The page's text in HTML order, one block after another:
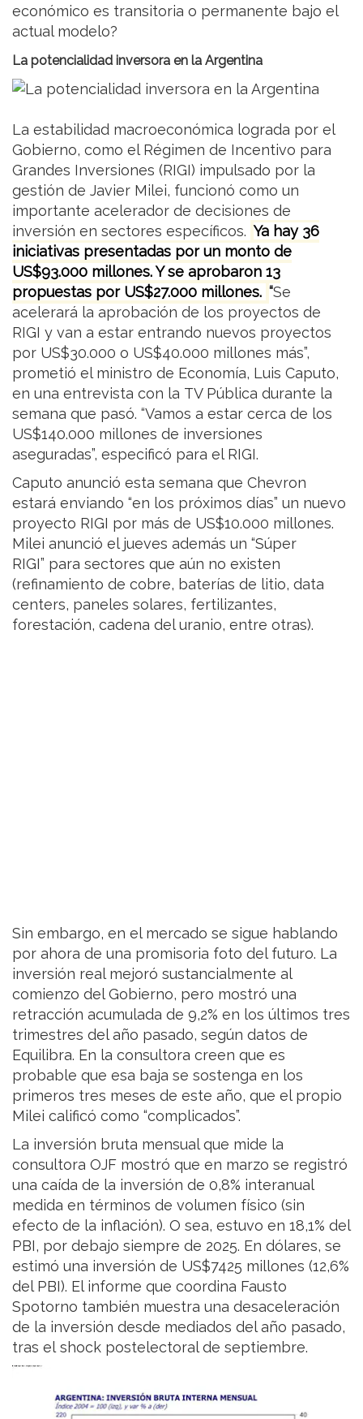
económico es transitoria o permanente bajo el
actual modelo?
La potencialidad inversora en la Argentina
La estabilidad macroeconómica lograda por el
Gobierno, como el Régimen de Incentivo para
Grandes Inversiones (RIGI) impulsado por la
gestión de Javier Milei, funcionó como un
importante acelerador de decisiones de
inversión en sectores específicos. Ya hay 36
iniciativas presentadas por un monto de
US$93.000 millones. Y se aprobaron 13
propuestas por US$27.000 millones. “Se
acelerará la aprobación de los proyectos de
RIGI y van a estar entrando nuevos proyectos
por US$30.000 o US$40.000 millones más”,
prometió el ministro de Economía, Luis Caputo,
en una entrevista con la TV Pública durante la
semana que pasó. “Vamos a estar cerca de los
US$140.000 millones de inversiones
aseguradas”, especificó para el RIGI.
Caputo anunció esta semana que Chevron
estará enviando “en los próximos días” un nuevo
proyecto RIGI por más de US$10.000 millones.
Milei anunció el jueves además un “Súper
RIGI” para sectores que aún no existen
(refinamiento de cobre, baterías de litio, data
centers, paneles solares, fertilizantes,
forestación, cadena del uranio, entre otras).
Sin embargo, en el mercado se sigue hablando
por ahora de una promisoria foto del futuro. La
inversión real mejoró sustancialmente al
comienzo del Gobierno, pero mostró una
retracción acumulada de 9,2% en los últimos tres
trimestres del año pasado, según datos de
Equilibra. En la consultora creen que es
probable que esa baja se sostenga en los
primeros tres meses de este año, que el propio
Milei calificó como “complicados”.
La inversión bruta mensual que mide la
consultora OJF mostró que en marzo se registró
una caída de la inversión de 0,8% interanual
medida en términos de volumen físico (sin
efecto de la inflación). O sea, estuvo en 18,1% del
PBI, por debajo siempre de 2025. En dólares, se
estimó una inversión de US$7425 millones (12,6%
del PBI). El informe que coordina Fausto
Spotorno también muestra una desaceleración
de la inversión desde mediados del año pasado,
tras el shock postelectoral de septiembre.